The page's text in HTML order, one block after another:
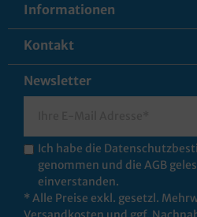
Informationen
Kontakt
Newsletter
Ich habe die
genommen und die AGB
einverstanden.
* Alle Preise exkl. gesetzl.